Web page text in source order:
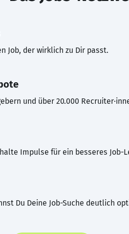
Job, der wirklich zu Dir passt.
und über 20.000
Impulse für ein besseres Job-
Du Deine Job-Suche deutlich